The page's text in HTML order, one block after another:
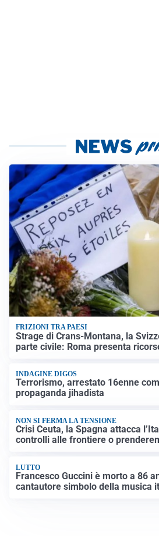
FRIZIONI TRA PAESI
Strage di Crans-Montana, la
parte civile: Roma presenta
INDAGINE DIGOS
Terrorismo, arrestato 16enne
propaganda jihadista
NON SI FERMA LA TENSIONE
Crisi Ceuta, la Spagna attacca
controlli alle frontiere o
LUTTO
Francesco Guccini è morto a 86
cantautore simbolo della musica